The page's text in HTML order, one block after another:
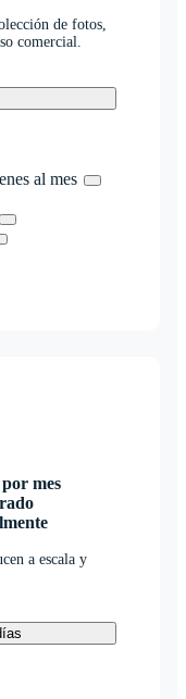
de fotos,
comercial.
al mes
mes
a escala y